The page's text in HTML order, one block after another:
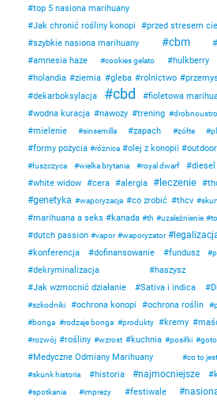
top 5 nasiona marihuany
Jak chronić rośliny konopi
przed stresem
szybkie nasiona marihuany
cbm
amnesia haze cookies gelato hulkberry
holandia ziemia gleba rolnictwo
dekarboksylacja
cbd fioletowa
wodna kuracja nawozy trening
mielenie
sinsemilla zapach zółte
formy pożycia
różnica olej z konopii outdoor
łuszczyca wielka brytania royal dwarf diesel
white widow cera alergia leczenie
genetyka waporyzacja co zrobić thcv
marihuana a seks kanada th uzależnienie
dutch passion vapor waporyzator
konferencja
dofinansowanie fundusz
dekryminalizacja
haszysz
Jak wzmocnić działanie
Sativa i indica
szkodniki ochrona konopi ochrona roślin
bonga
rodzaje bonga produkty kremy
rozwój
rośliny wzrost kuchnia posiłki
Medyczne Odmiany Marihuany co to
skunk historia
historia najmocniejsze
spotkania
imprezy festiwale